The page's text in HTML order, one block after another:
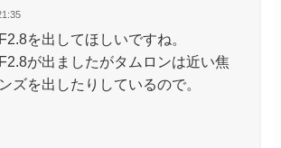
を出してほしいですね。
が出ましたがタムロンは近い焦
ズを出したりしているので。